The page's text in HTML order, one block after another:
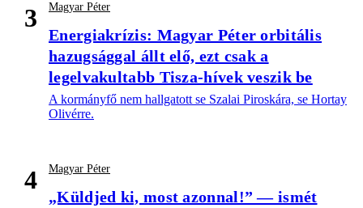
3 Magyar Péter
Energiakrízis: Magyar Péter orbitális
hazugsággal állt elő, ezt csak a
legelvakultabb Tisza-hívek veszik be
A kormányfő nem hallgatott se Szalai Piroskára, se Hortay
Olivérre.
4 Magyar Péter
„Küldjed ki, most azonnal!” — ismét